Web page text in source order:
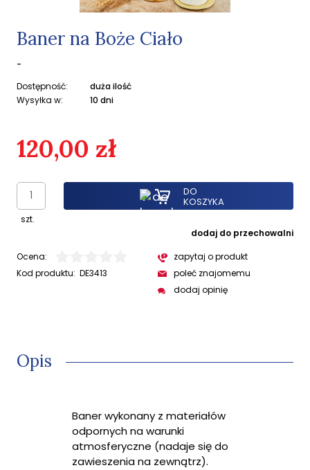
Baner na Boże Ciało
-
Dostępność:
duża ilość
Wysyłka w:
10 dni
120,00 zł
szt.
DO
KOSZYKA
dodaj do przechowalni
Ocena:
Kod produktu: DE3413
zapytaj o produkt
poleć znajomemu
dodaj opinię
Opis
Baner wykonany z materiałów
odpornych na warunki
atmosferyczne (nadaje się do
zawieszenia na zewnątrz).